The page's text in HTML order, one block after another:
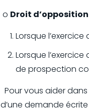
o Droit d’opposition
Lorsque
Lorsque
de prospection
Pour vous aider
d’une demande